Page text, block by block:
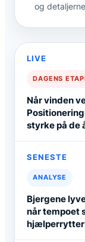
og
LIVE
DAGENS
Når vinden
styrke på de
SENESTE
ANALYSE
Bjergene
når tempoet